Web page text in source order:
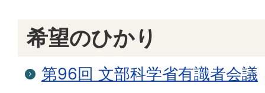
希望のひかり
第96回 文部科学省有識者会議